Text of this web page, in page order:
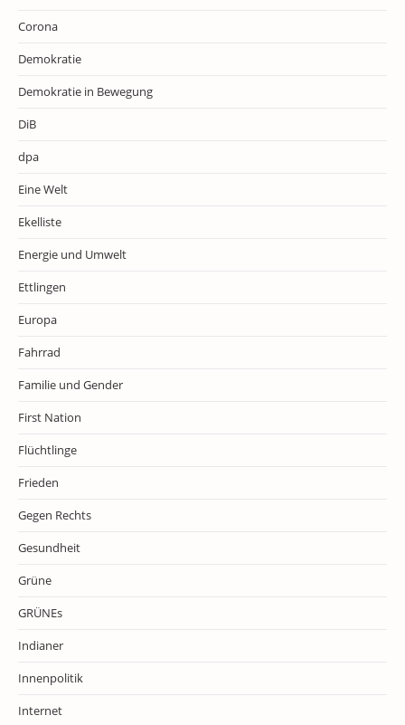
Corona
Demokratie
Demokratie in Bewegung
DiB
dpa
Eine Welt
Ekelliste
Energie und Umwelt
Ettlingen
Europa
Fahrrad
Familie und Gender
First Nation
Flüchtlinge
Frieden
Gegen Rechts
Gesundheit
Grüne
GRÜNEs
Indianer
Innenpolitik
Internet